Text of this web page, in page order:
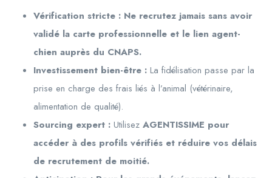
Vérification stricte : Ne recrutez jamais sans avoir
validé la carte professionnelle et le lien agent-
chien auprès du CNAPS.
Investissement bien-être : La fidélisation passe par la
prise en charge des frais liés à l’animal (vétérinaire,
alimentation de qualité).
Sourcing expert : Utilisez AGENTISSIME pour
accéder à des profils vérifiés et réduire vos délais
de recrutement de moitié.